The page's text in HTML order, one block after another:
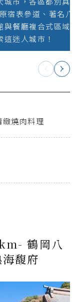
夢想國度。
燒肉料理
鶴岡八
馥府